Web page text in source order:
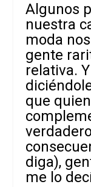
Algunos
nuestra
moda
gente
relativa.
que
diga),
me lo